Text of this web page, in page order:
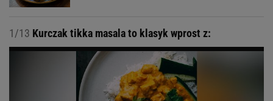
1/13 Kurczak tikka masala to klasyk wprost z: